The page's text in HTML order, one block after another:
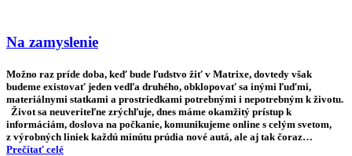
Na zamyslenie
Možno raz príde doba, keď bude ľudstvo žiť v Matrixe, dovtedy však
budeme existovať jeden vedľa druhého, obklopovať sa inými ľuďmi,
materiálnymi statkami a prostriedkami potrebnými i nepotrebným k životu.
Život sa neuveriteľne zrýchľuje, dnes máme okamžitý prístup k
informáciám, doslova na počkanie, komunikujeme online s celým svetom,
z výrobných liniek každú minútu prúdia nové autá, ale aj tak čoraz…
Prečítať celé